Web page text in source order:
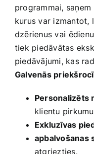
programmai,
kurus var izmantot,
dzērienus vai⁢
tiek piedāvātas
piedāvājumi, kas
Galvenās
Personalizēts
‌klientu
Exkluzīvas
apbalvošanas
atgriezties.